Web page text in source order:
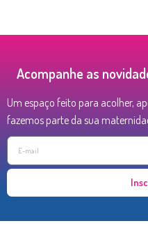
Acompanhe as
Um espaço feito para acolher,
fazemos parte da sua